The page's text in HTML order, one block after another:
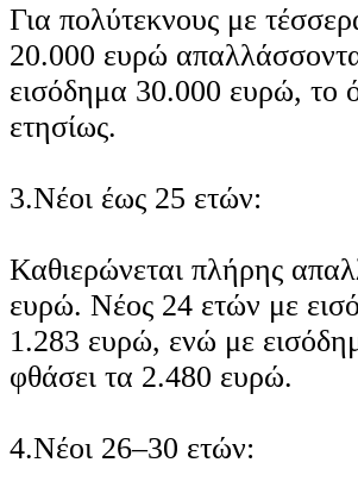
Για πολύτεκνους με
20.000 ευρώ
εισόδημα 30.000 ευρώ, το
ετησίως.
3.Νέοι έως 25 ετών:
Καθιερώνεται πλήρης
ευρώ. Νέος 24 ετών με
1.283 ευρώ, ενώ με
φθάσει τα 2.480 ευρώ.
4.Νέοι 26–30 ετών: